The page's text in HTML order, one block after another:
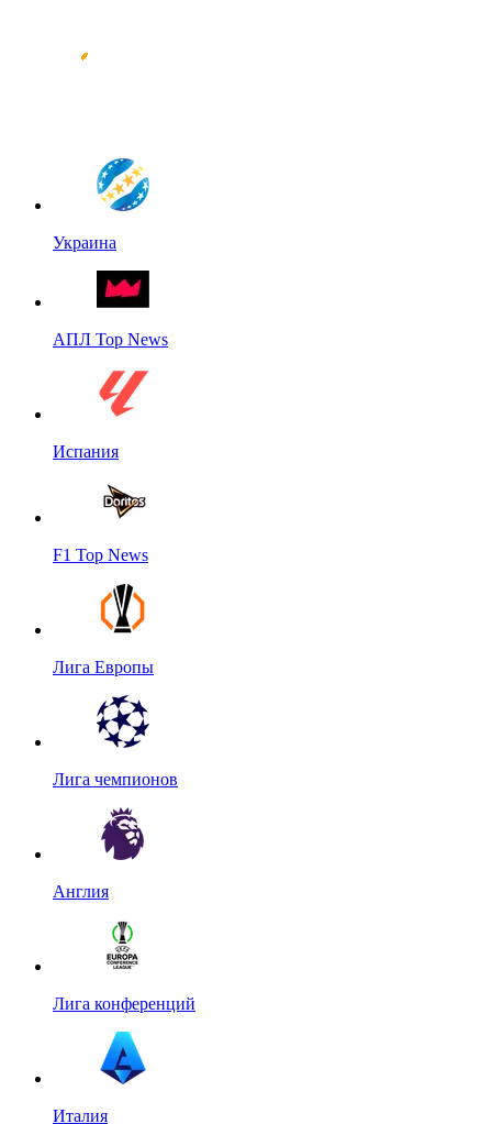
Украина
АПЛ Top News
Испания
F1 Top News
Лига Европы
Лига чемпионов
Англия
Лига конференций
Италия